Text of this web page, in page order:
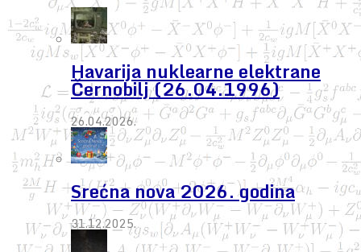
Havarija nuklearne elektrane
Černobilj (26.04.1996)
26.04.2026.
Srećna nova 2026. godina
31.12.2025.